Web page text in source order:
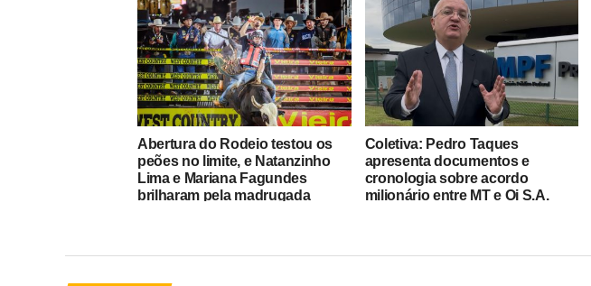
Abertura do Rodeio testou os
peões no limite, e Natanzinho
Lima e Mariana Fagundes
brilharam pela madrugada
Coletiva: Pedro Taques
apresenta documentos e
cronologia sobre acordo
milionário entre MT e Oi S.A.